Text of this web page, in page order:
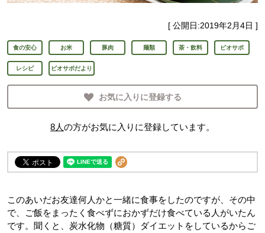
[ 公開日:2019年2月4日 ]
食の安心 お米 豚肉 麺類 茶・飲料 ビオサポ
レシピ ビオサポだより
お気に入りに登録する
8人の方がお気に入りに登録しています。
このあいだお友達何人かと一緒に食事をしたのですが、その中
で、ご飯をまったく食べずにおかずだけ食べている人がいたん
です。聞くと、炭水化物（糖質）ダイエットをしているからご